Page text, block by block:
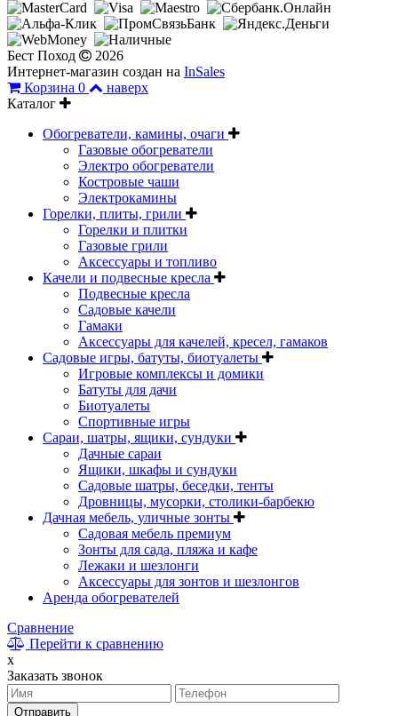
Бест Поход
2026
Интернет-магазин создан на InSales
Корзина 0
наверх
Каталог
Обогреватели, камины, очаги
Газовые обогреватели
Электро обогреватели
Костровые чаши
Электрокамины
Горелки, плиты, грили
Горелки и плитки
Газовые грили
Аксессуары и топливо
Качели и подвесные кресла
Подвесные кресла
Садовые качели
Гамаки
Аксессуары для качелей, кресел, гамаков
Садовые игры, батуты, биотуалеты
Игровые комплексы и домики
Батуты для дачи
Биотуалеты
Спортивные игры
Сараи, шатры, ящики, сундуки
Дачные сараи
Ящики, шкафы и сундуки
Садовые шатры, беседки, тенты
Дровницы, мусорки, столики-барбекю
Дачная мебель, уличные зонты
Садовая мебель премиум
Зонты для сада, пляжа и кафе
Лежаки и шезлонги
Аксессуары для зонтов и шезлонгов
Аренда обогревателей
Сравнение
Перейти к сравнению
x
Заказать звонок
Отправить